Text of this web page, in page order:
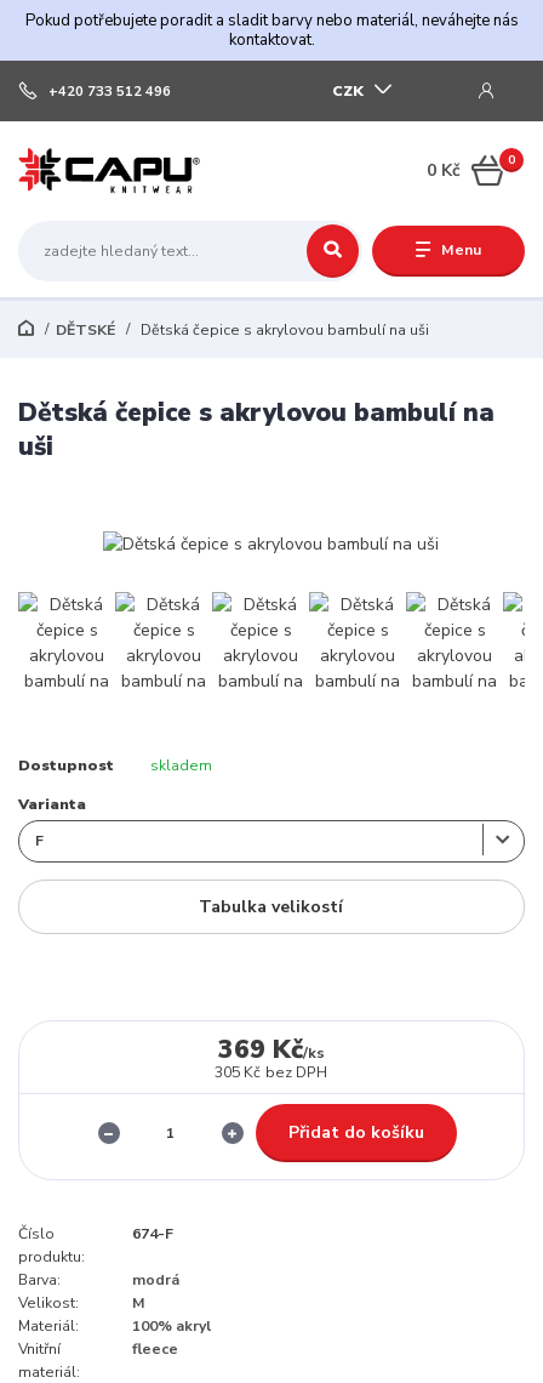
Pokud potřebujete poradit a sladit barvy nebo materiál, neváhejte nás
kontaktovat.
Menu
CZK
+420 733 512 496
0
0 Kč
DĚTSKÉ Dětská čepice s akrylovou bambulí na uši
Dětská čepice s akrylovou bambulí na
uši
Dostupnost skladem
Varianta
Tabulka velikostí
369 Kč/ks
305 Kč bez DPH
Přidat do košíku
Číslo
produktu:
674-F
Barva:
modrá
Velikost:
M
Materiál:
100% akryl
Vnitřní
materiál:
fleece